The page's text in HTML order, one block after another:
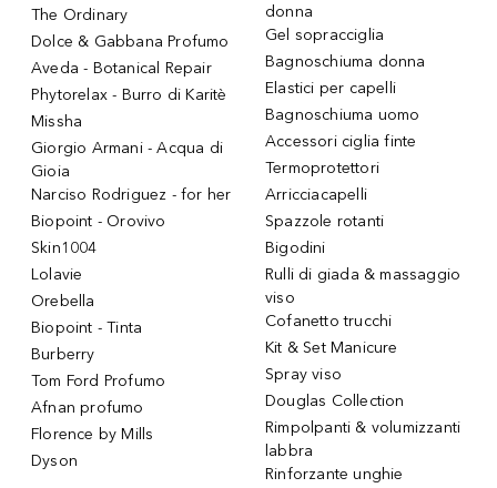
The Ordinary
Dolce & Gabbana Profumo
Aveda - Botanical Repair
Phytorelax - Burro di Karitè
Missha
Giorgio Armani - Acqua di
Gioia
Narciso Rodriguez - for her
Biopoint - Orovivo
Skin1004
Lolavie
Orebella
Biopoint - Tinta
Burberry
Tom Ford Profumo
Afnan profumo
Florence by Mills
Dyson
donna
Gel sopracciglia
Bagnoschiuma donna
Elastici per capelli
Bagnoschiuma uomo
Accessori ciglia finte
Termoprotettori
Arricciacapelli
Spazzole rotanti
Bigodini
Rulli di giada & massaggio
viso
Cofanetto trucchi
Kit & Set Manicure
Spray viso
Douglas Collection
Rimpolpanti & volumizzanti
labbra
Rinforzante unghie